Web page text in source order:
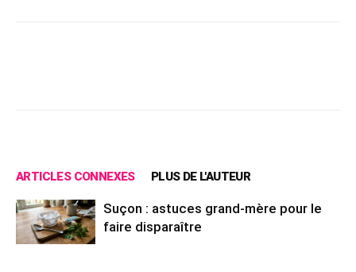
ARTICLES CONNEXES PLUS DE L'AUTEUR
Suçon : astuces grand-mère pour le
faire disparaître